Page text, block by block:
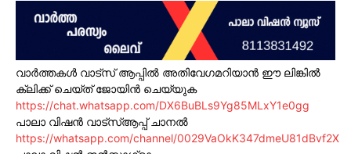
വാർത്തകൾ വാട്സ് ആപ്പിൽ അതിവേഗമറിയാൻ ഈ ലിങ്കിൽ
ക്ലിക്ക് ചെയ്ത് ജോയിൻ ചെയ്യുക
https://chat.whatsapp.com/DX6BuBLs9Yg85MLxY1e0gg
പാലാ വിഷൻ വാട്സ്ആപ്പ് ചാനൽ
https://whatsapp.com/channel/0029VaOkK347dmeU81dBvf2X